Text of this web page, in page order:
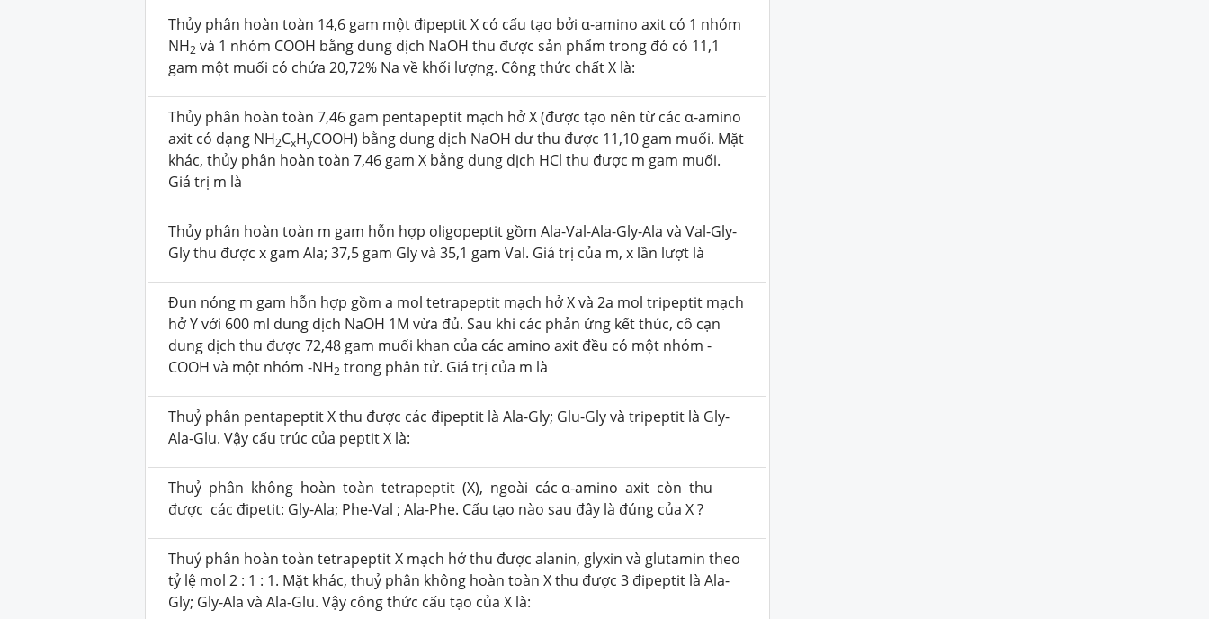
Thủy phân hoàn toàn 14,6 gam một đipeptit X có cấu tạo bởi α-amino axit có 1 nhóm
NH2 và 1 nhóm COOH bằng dung dịch NaOH thu được sản phẩm trong đó có 11,1
gam một muối có chứa 20,72% Na về khối lượng. Công thức chất X là:
Thủy phân hoàn toàn 7,46 gam pentapeptit mạch hở X (được tạo nên từ các α-amino
axit có dạng NH2CxHyCOOH) bằng dung dịch NaOH dư thu được 11,10 gam muối. Mặt
khác, thủy phân hoàn toàn 7,46 gam X bằng dung dịch HCl thu được m gam muối.
Giá trị m là
Thủy phân hoàn toàn m gam hỗn hợp oligopeptit gồm Ala-Val-Ala-Gly-Ala và Val-Gly-
Gly thu được x gam Ala; 37,5 gam Gly và 35,1 gam Val. Giá trị của m, x lần lượt là
Đun nóng m gam hỗn hợp gồm a mol tetrapeptit mạch hở X và 2a mol tripeptit mạch
hở Y với 600 ml dung dịch NaOH 1M vừa đủ. Sau khi các phản ứng kết thúc, cô cạn
dung dịch thu được 72,48 gam muối khan của các amino axit đều có một nhóm -
COOH và một nhóm -NH2 trong phân tử. Giá trị của m là
Thuỷ phân pentapeptit X thu được các đipeptit là Ala-Gly; Glu-Gly và tripeptit là Gly-
Ala-Glu. Vậy cấu trúc của peptit X là:
Thuỷ phân không hoàn toàn tetrapeptit (X), ngoài các α-amino axit còn thu
được các đipetit: Gly-Ala; Phe-Val ; Ala-Phe. Cấu tạo nào sau đây là đúng của X ?
Thuỷ phân hoàn toàn tetrapeptit X mạch hở thu được alanin, glyxin và glutamin theo
tỷ lệ mol 2 : 1 : 1. Mặt khác, thuỷ phân không hoàn toàn X thu được 3 đipeptit là Ala-
Gly; Gly-Ala và Ala-Glu. Vậy công thức cấu tạo của X là: